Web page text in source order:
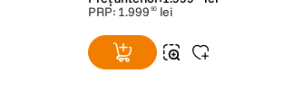
PRP: 1.999 90 lei